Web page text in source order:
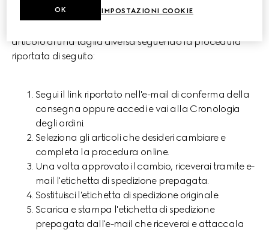
articolo di una taglia diversa seguendo la procedura
riportata di seguito:
Segui il link riportato nell'e-mail di conferma della
consegna oppure accedi e vai alla Cronologia
degli ordini.
Seleziona gli articoli che desideri cambiare e
completa la procedura online.
Una volta approvato il cambio, riceverai tramite e-
mail l'etichetta di spedizione prepagata.
Sostituisci l'etichetta di spedizione originale.
Scarica e stampa l'etichetta di spedizione
prepagata dall'e-mail che riceverai e attaccala
IMPOSTAZIONI COOKIE
OK